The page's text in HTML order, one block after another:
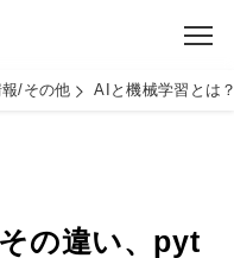
/その他 AIと機械学習とは
の違い、pyt